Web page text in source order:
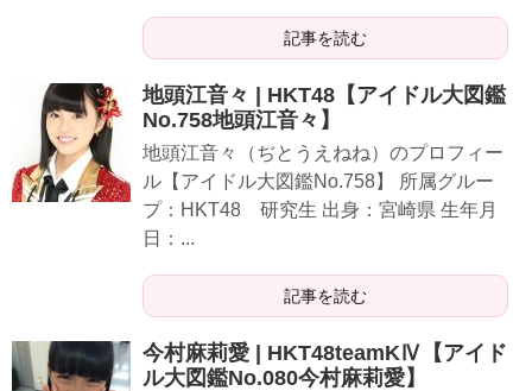
記事を読む
地頭江音々 | HKT48【アイドル大図鑑
No.758地頭江音々】
地頭江音々（ぢとうえねね）のプロフィー
ル【アイドル大図鑑No.758】 所属グルー
プ：HKT48 研究生 出身：宮崎県 生年月
日：...
記事を読む
今村麻莉愛 | HKT48teamKⅣ【アイド
ル大図鑑No.080今村麻莉愛】